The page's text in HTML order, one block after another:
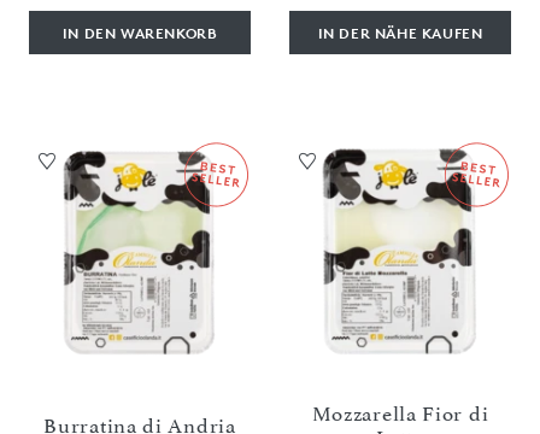
IN DEN WARENKORB IN DER NÄHE KAUFEN
Burratina di Andria
Mozzarella Fior di